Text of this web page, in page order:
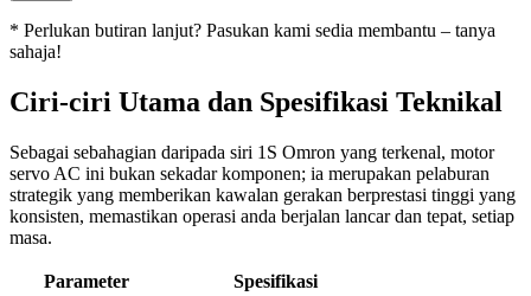
* Perlukan butiran lanjut? Pasukan kami sedia membantu – tanya
sahaja!
Ciri-ciri Utama dan Spesifikasi Teknikal
Sebagai sebahagian daripada siri 1S Omron yang terkenal, motor
servo AC ini bukan sekadar komponen; ia merupakan pelaburan
strategik yang memberikan kawalan gerakan berprestasi tinggi yang
konsisten, memastikan operasi anda berjalan lancar dan tepat, setiap
masa.
Parameter
Spesifikasi